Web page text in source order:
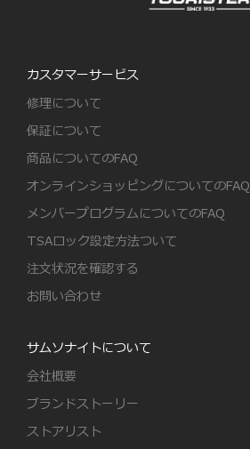
カスタマーサービス
修理について
保証について
商品についてのFAQ
オンラインショッピングについてのFAQ
メンバープログラムについてのFAQ
TSAロック設定方法ついて
注文状況を確認する
お問い合わせ
サムソナイトについて
会社概要
ブランドストーリー
ストアリスト